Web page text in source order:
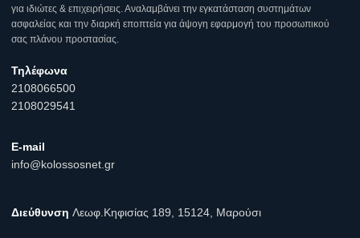
για ιδιώτες & επιχειρήσεις. Αναλαμβάνει την εγκατάσταση συστημάτων
ασφαλείας και την διαρκή εποπτεία για άψογη εφαρμογή του προσωπικού
σας πλάνου προστασίας.
Τηλέφωνα
2108066500
2108029541
E-mail
info@kolossosnet.gr
Διεύθυνση Λεωφ.Κηφισίας 189, 15124, Μαρούσι